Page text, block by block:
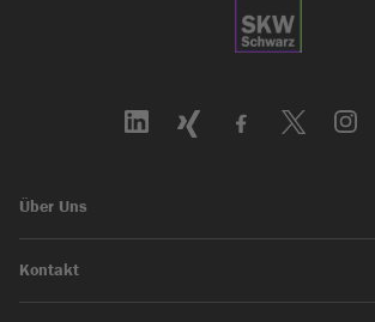
Über Uns
Kontakt